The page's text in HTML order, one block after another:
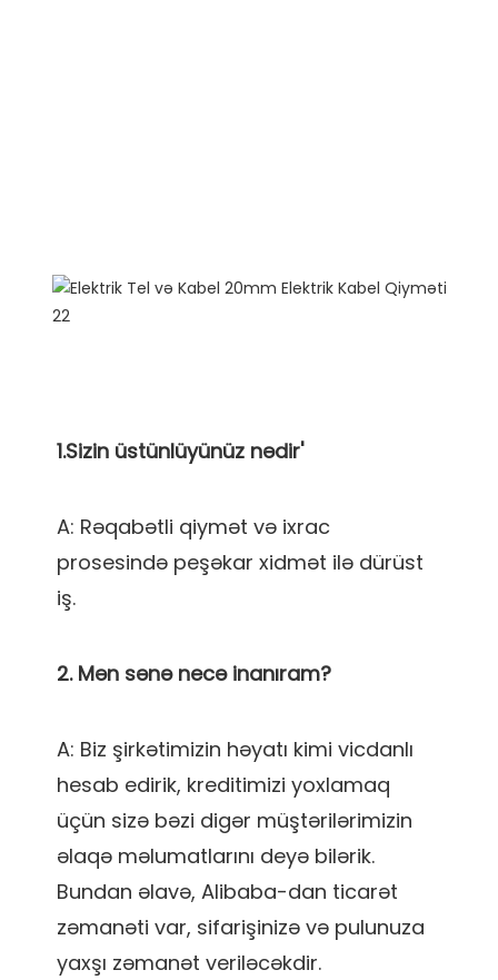
1.Sizin üstünlüyünüz nədir'
A: Rəqabətli qiymət və ixrac
prosesində peşəkar xidmət ilə dürüst
A: Biz şirkətimizin həyatı kimi vicdanlı
hesab edirik, kreditimizi yoxlamaq
üçün sizə bəzi digər müştərilərimizin
əlaqə məlumatlarını deyə bilərik.
Bundan əlavə, Alibaba-dan ticarət
zəmanəti var, sifarişinizə və pulunuza